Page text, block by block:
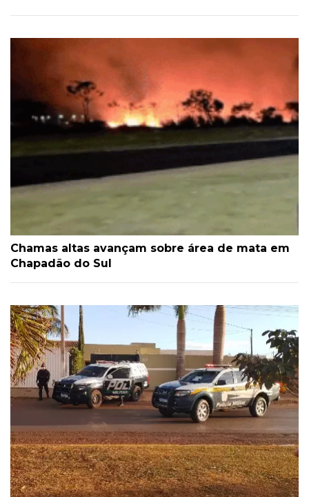
Chamas altas avançam sobre área de mata em
Chapadão do Sul